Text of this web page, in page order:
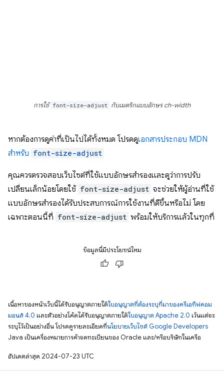
การใช้ font-size-adjust กับเมตริกแบบอักษร ch-width
หากต้องการดูค่าที่เป็นไปได้ทั้งหมด โปรดดูเอกสารประกอบ MDN
สําหรับ font-size-adjust
คุณควรตรวจสอบเว็บไซต์ที่ใช้แบบอักษรสำรองและดูว่าการปรับ
เปลี่ยนเล็กน้อยโดยใช้ font-size-adjust จะช่วยให้ผู้อ่านที่ใช้
แบบอักษรสำรองได้รับประสบการณ์การใช้งานที่ดีขึ้นหรือไม่ โดย
เฉพาะตอนนี้ที่ font-size-adjust พร้อมให้บริการแล้วในทุกที่
ข้อมูลนี้มีประโยชน์ไหม
เนื้อหาของหน้าเว็บนี้ได้รับอนุญาตภายใต้ใบอนุญาตที่ต้องระบุที่มาของครีเอทีฟคอม
มอนส์ 4.0 และตัวอย่างโค้ดได้รับอนุญาตภายใต้ใบอนุญาต Apache 2.0 เว้นแต่จะ
ระบุไว้เป็นอย่างอื่น โปรดดูรายละเอียดที่นโยบายเว็บไซต์ Google Developers
Java เป็นเครื่องหมายการค้าจดทะเบียนของ Oracle และ/หรือบริษัทในเครือ
อัปเดตล่าสุด 2024-07-23 UTC